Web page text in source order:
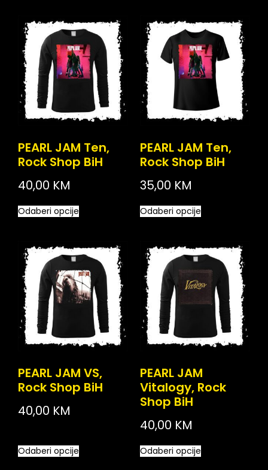
PEARL JAM Ten,
Rock Shop BiH
40,00 KM
Odaberi opcije
PEARL JAM Ten,
Rock Shop BiH
35,00 KM
Odaberi opcije
PEARL JAM VS,
Rock Shop BiH
40,00 KM
Odaberi opcije
PEARL JAM
Vitalogy, Rock
Shop BiH
40,00 KM
Odaberi opcije